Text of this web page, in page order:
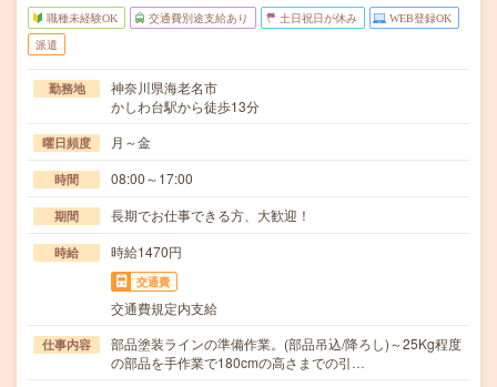
職種未経験OK 交通費別途支給あり 土日祝日が休み WEB登録OK
派遣
勤務地
神奈川県海老名市
かしわ台駅から徒歩13分
曜日頻度 月～金
時間 08:00～17:00
期間 長期でお仕事できる方、大歓迎！
時給 時給1470円
交通費
交通費規定内支給
仕事内容
部品塗装ラインの準備作業。(部品吊込/降ろし)～25Kg程度
の部品を手作業で180cmの高さまでの引…